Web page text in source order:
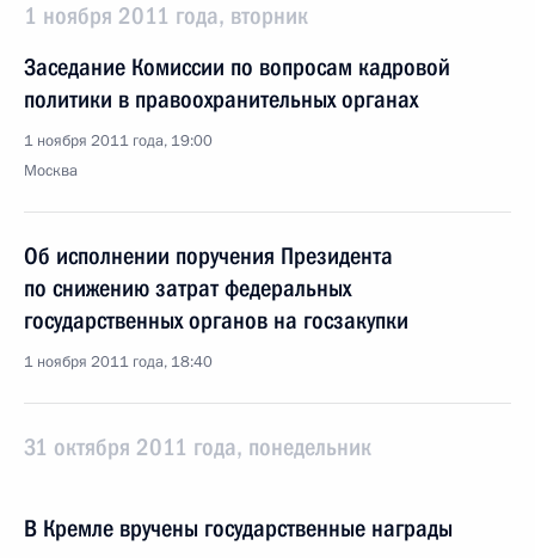
1 ноября 2011 года, вторник
Заседание Комиссии по вопросам кадровой
политики в правоохранительных органах
1 ноября 2011 года, 19:00
Москва
Об исполнении поручения Президента
по снижению затрат федеральных
государственных органов на госзакупки
1 ноября 2011 года, 18:40
31 октября 2011 года, понедельник
В Кремле вручены государственные награды